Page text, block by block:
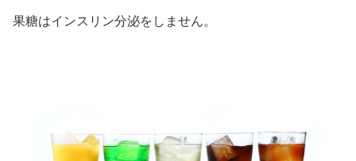
果糖はインスリン分泌をしません。